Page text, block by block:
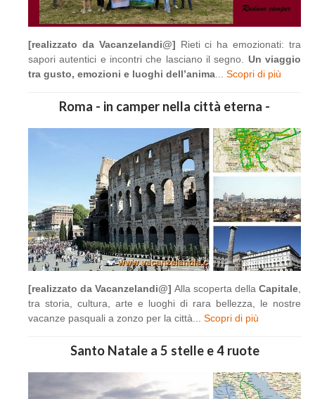
[realizzato da Vacanzelandi@] Rieti ci ha emozionati: tra
sapori autentici e incontri che lasciano il segno. Un viaggio
tra gusto, emozioni e luoghi dell’anima
Scopri di più
Roma - in camper nella città eterna -
[realizzato da Vacanzelandi@] Alla scoperta della Capitale
tra storia, cultura, arte e luoghi di rara bellezza, le nostre
vacanze pasquali a zonzo per la città... Scopri di più
Santo Natale a 5 stelle e 4 ruote